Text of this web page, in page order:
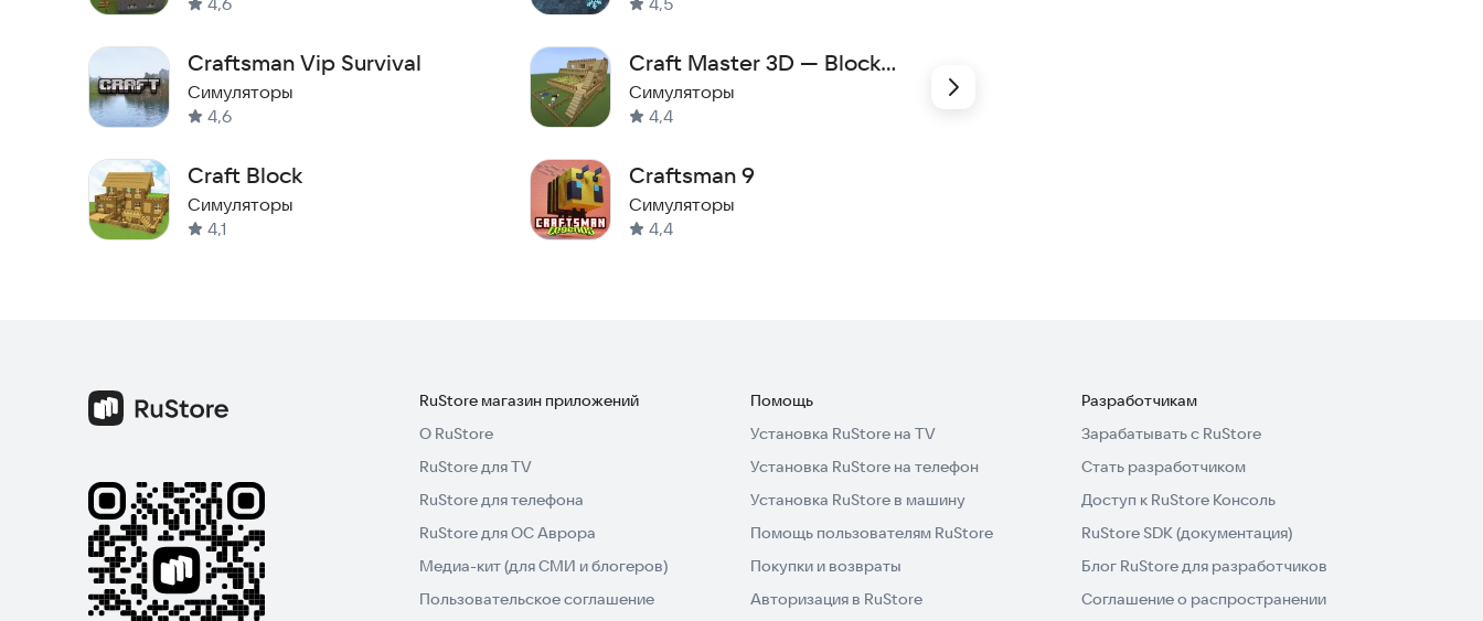
Craftsman Vip Survival
Симуляторы
4,6
Craft Block
Симуляторы
4,1
Craft Master 3D — Block
World
Симуляторы
4,4
Craftsman 9
Симуляторы
4,4
RuStore магазин приложений
О RuStore
RuStore для TV
RuStore для телефона
RuStore для ОС Аврора
Медиа-кит (для СМИ и блогеров)
Пользовательское соглашение
Помощь
Установка RuStore на TV
Установка RuStore на телефон
Установка RuStore в машину
Помощь пользователям RuStore
Покупки и возвраты
Авторизация в RuStore
Разработчикам
Зарабатывать с RuStore
Стать разработчиком
Доступ к RuStore Консоль
RuStore SDK (документация)
Блог RuStore для разработчиков
Соглашение о распространении